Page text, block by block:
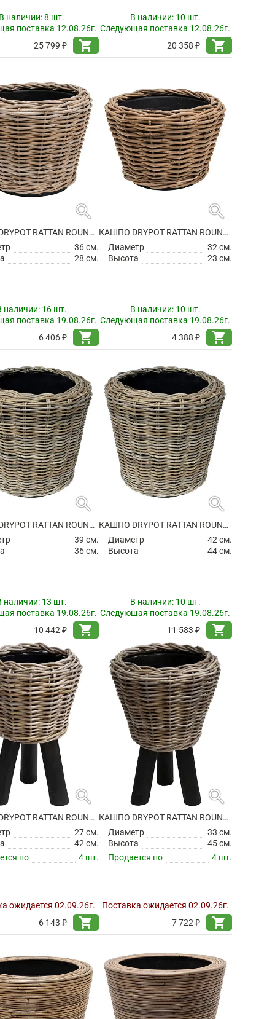
наличии:8 шт.
поставка 12.08.26г.
25 799 ₽
shopping_cart
В наличии: 10 шт.
Следующая поставка 12.08.26г.
20 358 ₽
shopping_cart
search
КАШПО DRYPOT RATTAN ROUND GREY
36 см.
28 см.
наличии: 16 шт.
поставка 19.08.26г.
6 406 ₽
shopping_cart
search
КАШПО DRYPOT RATTAN ROUND GREY
Диаметр
32 см.
Высота
23 см.
В наличии: 10 шт.
Следующая поставка 19.08.26г.
4 388 ₽
shopping_cart
search
КАШПО DRYPOT RATTAN ROUND GREY
39 см.
36 см.
наличии: 13 шт.
поставка 19.08.26г.
10 442 ₽
shopping_cart
search
КАШПО DRYPOT RATTAN ROUND GREY
Диаметр
42 см.
Высота
44 см.
В наличии: 10 шт.
Следующая поставка 19.08.26г.
11 583 ₽
shopping_cart
search
КАШПО DRYPOT RATTAN ROUND WITH BLACK FEET
27 см.
42 см.
по
4 шт.
ожидается 02.09.26г.
6 143 ₽
shopping_cart
search
КАШПО DRYPOT RATTAN ROUND WITH BLACK FEET
Диаметр
33 см.
Высота
45 см.
Продается по
4 шт.
Поставка ожидается 02.09.26г.
7 722 ₽
shopping_cart